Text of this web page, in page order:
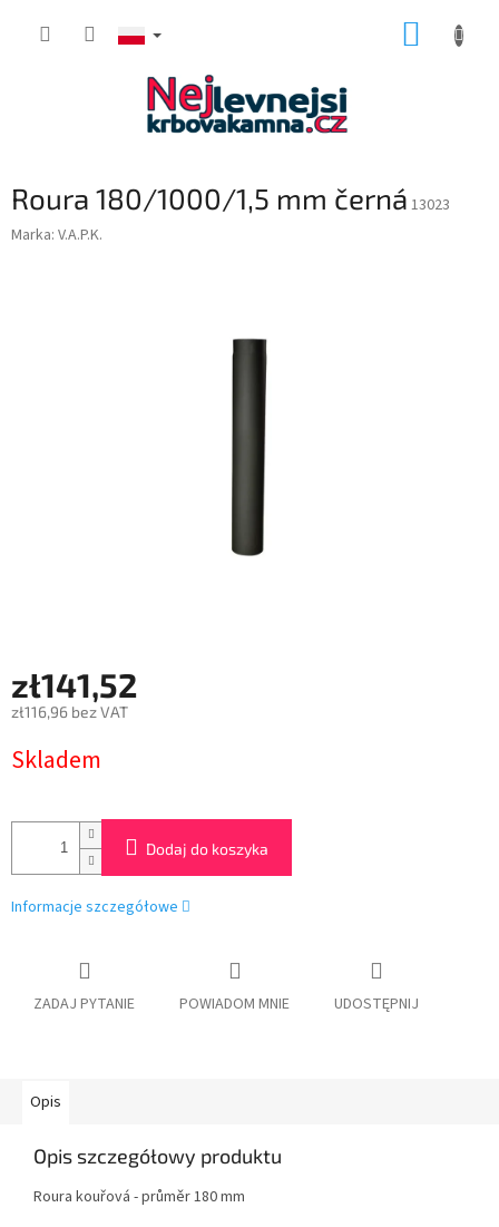
Roura 180/1000/1,5 mm černá 13023
Marka: V.A.P.K.
zł141,52
zł116,96 bez VAT
jednostkowa:
Skladem
Dodaj do koszyka
Informacje szczegółowe
ZADAJ PYTANIE POWIADOM MNIE UDOSTĘPNIJ
Opis
Opis szczegółowy produktu
Roura kouřová - průměr 180 mm